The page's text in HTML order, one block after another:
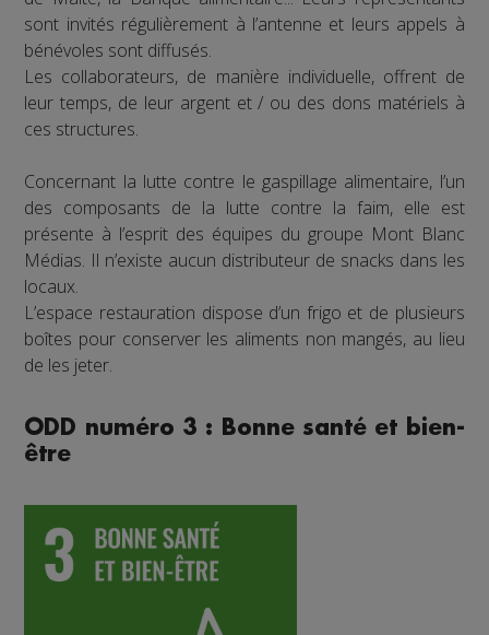
sont invités régulièrement à l’antenne et leurs appels à
bénévoles sont diffusés.
Les collaborateurs, de manière individuelle, offrent de
leur temps, de leur argent et / ou des dons matériels à
ces structures.
Concernant la lutte contre le gaspillage alimentaire, l’un
des composants de la lutte contre la faim, elle est
présente à l’esprit des équipes du groupe Mont Blanc
Médias. Il n’existe aucun distributeur de snacks dans les
locaux.
L’espace restauration dispose d’un frigo et de plusieurs
boîtes pour conserver les aliments non mangés, au lieu
de les jeter.
ODD numéro 3 : Bonne santé et bien-
être